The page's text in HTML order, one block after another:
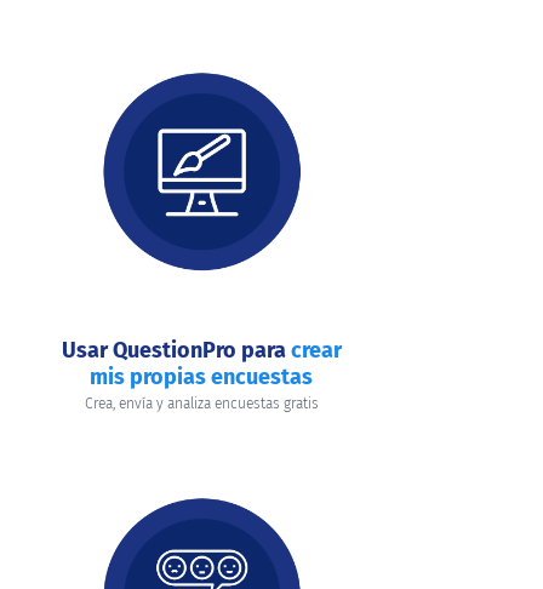
Usar QuestionPro paracrear
mis propias encuestas
Crea, envía y analiza encuestas gratis